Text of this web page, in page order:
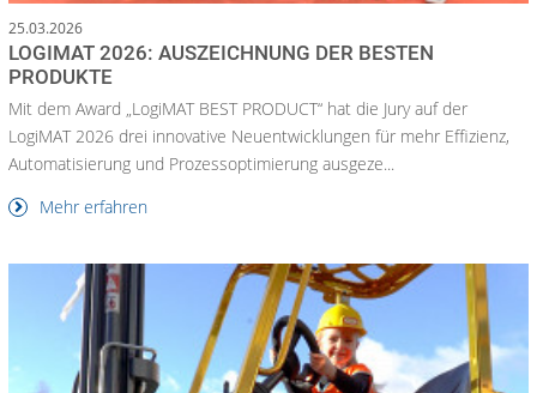
25.03.2026
LOGIMAT 2026: AUSZEICHNUNG DER BESTEN
PRODUKTE
Mit dem Award „LogiMAT BEST PRODUCT“ hat die Jury auf der
LogiMAT 2026 drei innovative Neuentwicklungen für mehr Effizienz,
Automatisierung und Prozessoptimierung ausgeze...
Mehr erfahren